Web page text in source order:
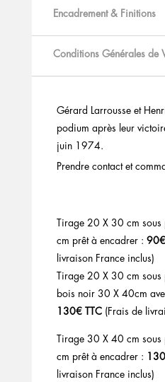
Encadrement & Finitions
Conditions Générales de
Gérard Larrousse et
podium après leur
juin 1974.
Prendre contact et
Tirage 20 X 30 cm
cm prêt à encadrer : 90€
livraison France inclus)
Tirage 20 X 30 cm sous
bois noir 30 X 40cm
130€ TTC (Frais de
Tirage 30 X 40 cm
cm prêt à encadrer :
livraison France inclus)